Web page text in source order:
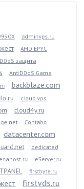
adminvps.ru
AMD EPYC
защита
AntiDDoS Game
backblaze.com
cloud vps
cloud4y.ru
Contabo
datacenter.com
dedicated
eServer.ru
firstbyte.ru
firstvds.ru